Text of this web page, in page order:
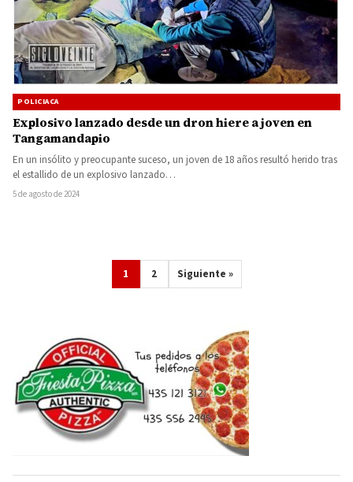
POLICIACA
Explosivo lanzado desde un dron hiere a joven en
Tangamandapio
En un insólito y preocupante suceso, un joven de 18 años resultó herido tras
el estallido de un explosivo lanzado…
5 de agosto de 2024
1 2 Siguiente »